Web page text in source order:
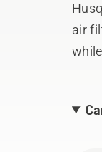
air